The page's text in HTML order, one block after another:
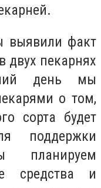
выявили факт
двух пекарнях
день мы
о том,
сорта будет
поддержки
планируем
средства и